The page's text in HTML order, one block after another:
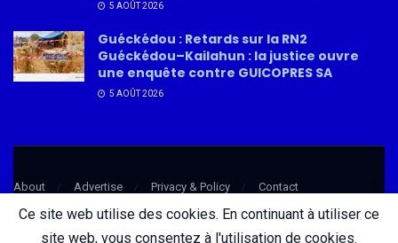
5 AOÛT 2026
Guéckédou : Retards sur la RN2
Guéckédou–Kailahun : la justice ouvre
une enquête contre GUICOPRES SA
5 AOÛT 2026
About Advertise Privacy & Policy Contact
Ce site web utilise des cookies. En continuant à utiliser ce
site web, vous consentez à l'utilisation de cookies.